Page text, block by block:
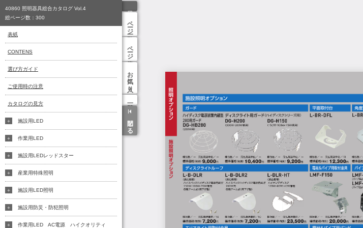
ページ一覧
ページ検索
お気に入り
閉じる
40860 照明器具総合カタログ Vol.4
総ページ数： 300
表紙
CONTENS
選び方ガイド
ご使用時の注意
カタログの見方
施設用LED
作業用LED
施設用LEDレッドスター
産業用特殊照明
施設用LED照明
施設用防災・防犯照明
作業用LED AC電源 ハイクオリティ